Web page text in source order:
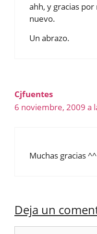
ahh, y gracias
nuevo.
Un abrazo.
Cjfuentes
6 noviembre, 2009 a
Muchas gracias
Deja un